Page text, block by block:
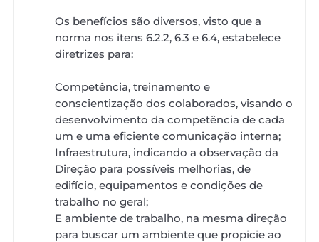
Os benefícios são diversos, visto que a
norma nos itens 6.2.2, 6.3 e 6.4, estabelece
diretrizes para:
Competência, treinamento e
conscientização dos colaborados, visando o
desenvolvimento da competência de cada
um e uma eficiente comunicação interna;
Infraestrutura, indicando a observação da
Direção para possíveis melhorias, de
edifício, equipamentos e condições de
trabalho no geral;
E ambiente de trabalho, na mesma direção
para buscar um ambiente que propicie ao